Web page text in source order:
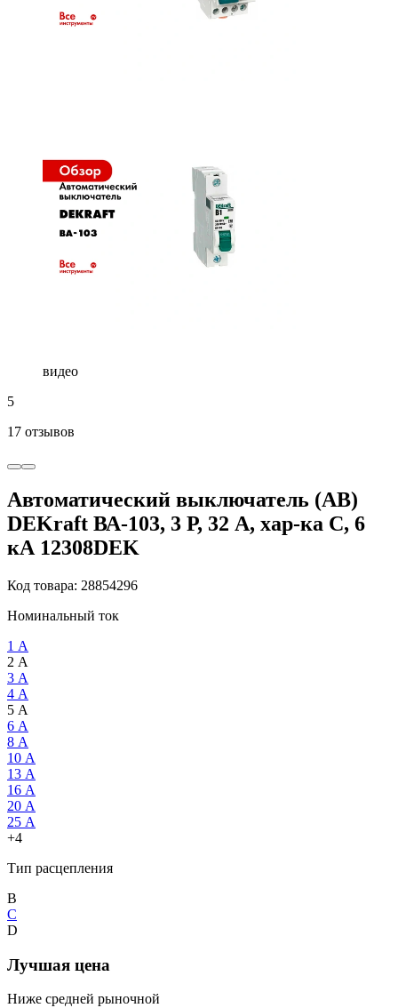
видео
5
17 отзывов
Автоматический выключатель (АВ)
DEKraft ВА-103, 3 Р, 32 А, хар-ка C, 6
кА 12308DEK
Код товара: 28854296
Номинальный ток
1 А
2 А
3 А
4 А
5 А
6 А
8 А
10 А
13 А
16 А
20 А
25 А
+4
Тип расцепления
B
C
D
Лучшая цена
Ниже средней рыночной